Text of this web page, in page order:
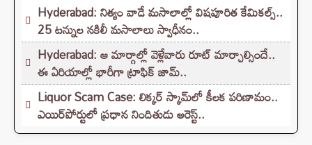
Hyderabad: నిత్యం వాడే మసాలాల్లో విషపూరిత కేమికల్స్..
25 టన్నుల నకిలీ మసాలాలు స్వాధీనం..
Hyderabad: ఆ మార్గాల్లో వెళ్లేవారు రూట్ మార్చాల్సిందే..
ఈ ఏరియాల్లో భారీగా ట్రాఫిక్ జామ్..
Liquor Scam Case: లిక్కర్ స్కామ్‌లో కీలక పరిణామం..
ఎయిర్‌పోర్టులో ప్రధాన నిందితుడు అరెస్ట్..